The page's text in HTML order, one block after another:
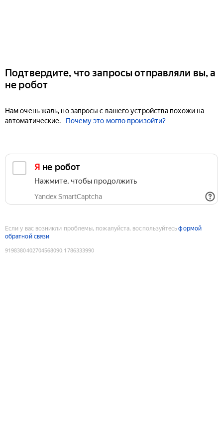
Подтвердите, что запросы отправляли вы, а
не робот
Нам очень жаль, но запросы с вашего устройства похожи на
автоматические.
Почему это могло произойти?
Я не робот
Нажмите, чтобы продолжить
Yandex SmartCaptcha
Если у вас возникли проблемы, пожалуйста, воспользуйтесьформой
обратной связи
9198380402704568090:1786333990